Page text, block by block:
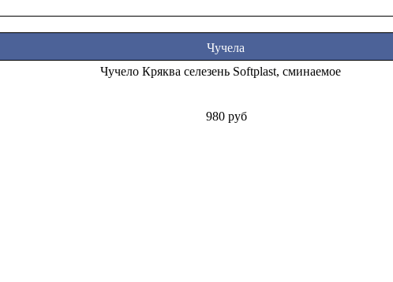
Чучела
Чучело Кряква селезень Softplast, сминаемое
980 руб